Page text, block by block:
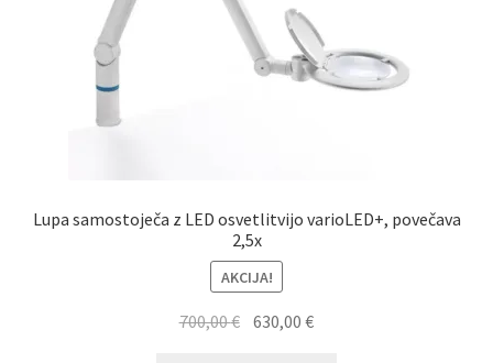
Lupa samostoječa z LED osvetlitvijo varioLED+, povečava
2,5x
AKCIJA!
700,00€ Izvirna
630,00€Trenutna